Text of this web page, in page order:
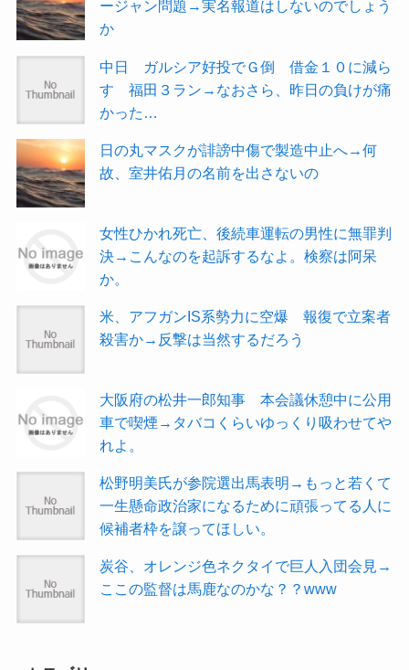
ージャン問題→実名報道はしないのでしょう
か
中日 ガルシア好投でＧ倒 借金１０に減ら
す 福田３ラン→なおさら、昨日の負けが痛
かった…
日の丸マスクが誹謗中傷で製造中止へ→何
故、室井佑月の名前を出さないの
女性ひかれ死亡、後続車運転の男性に無罪判
決→こんなのを起訴するなよ。検察は阿呆
か。
米、アフガンIS系勢力に空爆 報復で立案者
殺害か→反撃は当然するだろう
大阪府の松井一郎知事 本会議休憩中に公用
車で喫煙→タバコくらいゆっくり吸わせてや
れよ。
松野明美氏が参院選出馬表明→もっと若くて
一生懸命政治家になるために頑張ってる人に
候補者枠を譲ってほしい。
炭谷、オレンジ色ネクタイで巨人入団会見→
ここの監督は馬鹿なのかな？？www